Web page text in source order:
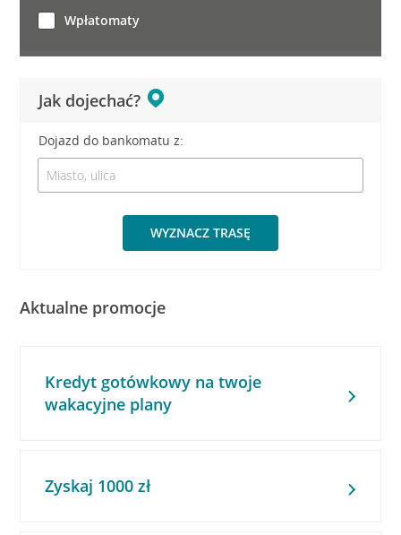
Jak dojechać?
Dojazd do bankomatu z:
WYZNACZ TRASĘ
Wpłatomaty
Aktualne promocje
Kredyt gotówkowy na twoje
wakacyjne plany
Zyskaj 1000 zł